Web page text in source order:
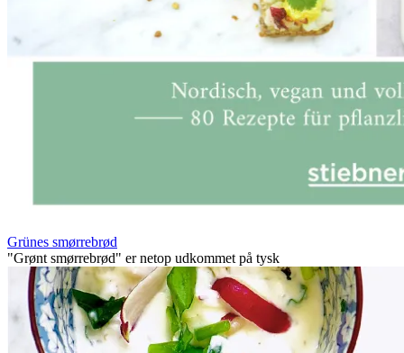
Grünes smørrebrød
"Grønt smørrebrød" er netop udkommet på tysk